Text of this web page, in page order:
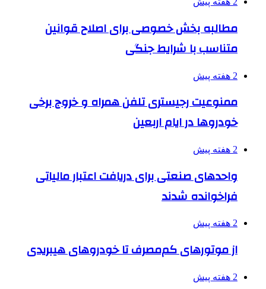
مطالبه بخش خصوصی برای اصلاح قوانین
متناسب با شرایط جنگی
2 هفته پیش
ممنوعیت رجیستری تلفن همراه و خروج برخی
خودروها در ایام اربعین
2 هفته پیش
واحدهای صنعتی برای دریافت اعتبار مالیاتی
فراخوانده شدند
2 هفته پیش
از موتورهای کم‌مصرف تا خودروهای هیبریدی
2 هفته پیش